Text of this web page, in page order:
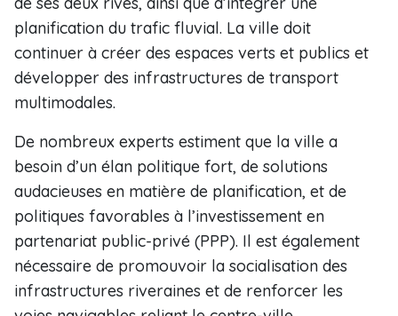
planification du trafic fluvial. La ville doit
continuer à créer des espaces verts et publics et
développer des infrastructures de transport
multimodales.
De nombreux experts estiment que la ville a
besoin d’un élan politique fort, de solutions
audacieuses en matière de planification, et de
politiques favorables à l’investissement en
partenariat public-privé (PPP). Il est également
nécessaire de promouvoir la socialisation des
infrastructures riveraines et de renforcer les